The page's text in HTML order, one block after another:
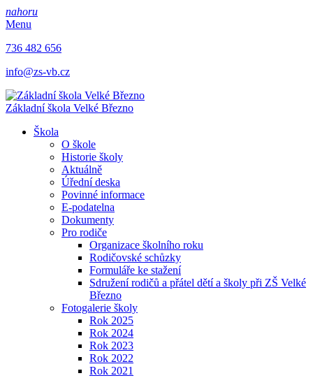
nahoru
Menu
736 482 656
info@zs-vb.cz
Základní škola Velké Březno
Škola
O škole
Historie školy
Aktuálně
Úřední deska
Povinné informace
E-podatelna
Dokumenty
Pro rodiče
Organizace školního roku
Rodičovské schůzky
Formuláře ke stažení
Sdružení rodičů a přátel dětí a školy při ZŠ Velké
Březno
Fotogalerie školy
Rok 2025
Rok 2024
Rok 2023
Rok 2022
Rok 2021